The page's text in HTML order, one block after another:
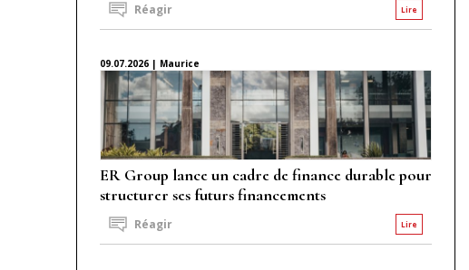
Lire
Réagir
09.07.2026 | Maurice
ER Group lance un cadre de finance durable pour
structurer ses futurs financements
Lire
Réagir